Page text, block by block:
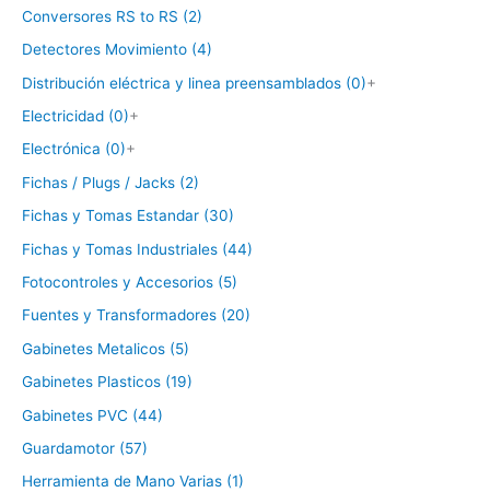
Conversores RS to RS (2)
Detectores Movimiento (4)
Distribución eléctrica y linea preensamblados (0)+
Electricidad (0)+
Electrónica (0)+
Fichas / Plugs / Jacks (2)
Fichas y Tomas Estandar (30)
Fichas y Tomas Industriales (44)
Fotocontroles y Accesorios (5)
Fuentes y Transformadores (20)
Gabinetes Metalicos (5)
Gabinetes Plasticos (19)
Gabinetes PVC (44)
Guardamotor (57)
Herramienta de Mano Varias (1)